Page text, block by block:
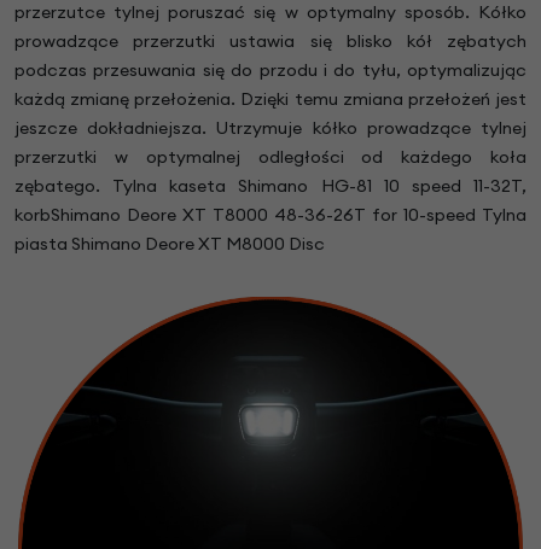
przerzutce tylnej poruszać się w optymalny sposób. Kółko
prowadzące przerzutki ustawia się blisko kół zębatych
podczas przesuwania się do przodu i do tyłu, optymalizując
każdą zmianę przełożenia. Dzięki temu zmiana przełożeń jest
jeszcze dokładniejsza. Utrzymuje kółko prowadzące tylnej
przerzutki w optymalnej odległości od każdego koła
zębatego. Tylna kaseta Shimano HG-81 10 speed 11-32T,
korbShimano Deore XT T8000 48-36-26T for 10-speed Tylna
piasta Shimano Deore XT M8000 Disc